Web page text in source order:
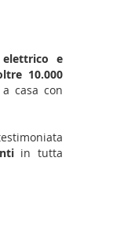
elettrico e
10.000
casa con
in tutta